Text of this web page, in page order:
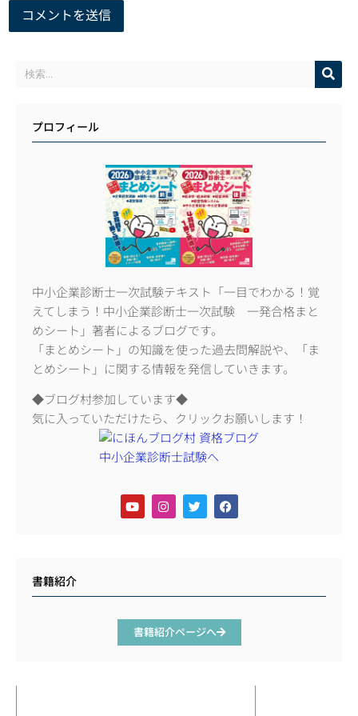
プロフィール
中小企業診断士一次試験テキスト「一目でわかる！覚
えてしまう！中小企業診断士一次試験 一発合格まと
めシート」著者によるブログです。
「まとめシート」の知識を使った過去問解説や、「ま
とめシート」に関する情報を発信していきます。
◆ブログ村参加しています◆
気に入っていただけたら、クリックお願いします！
書籍紹介
書籍紹介ページへ